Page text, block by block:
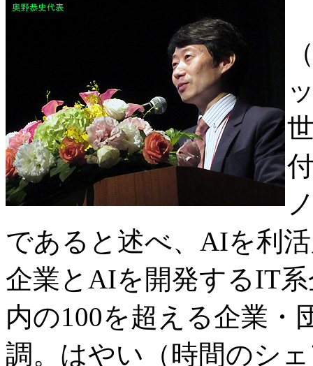
であると述べ、AIを利
企業とAIを開発するIT
内の100を超える企業・
調。はやい（時間のシ